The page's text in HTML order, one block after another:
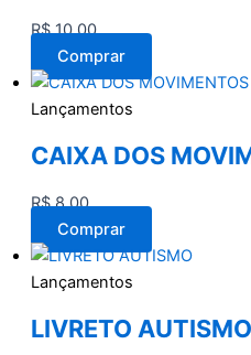
R$10,00
Comprar
Lançamentos
CAIXA DOS
R$8,00
Comprar
Lançamentos
LIVRETO AUTISMO